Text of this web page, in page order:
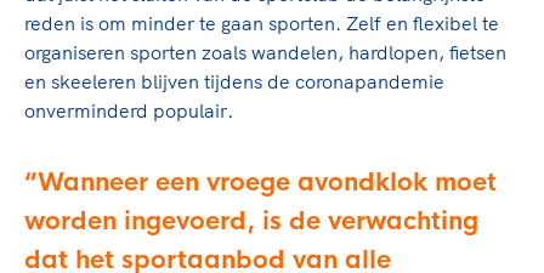
reden is om minder te gaan sporten. Zelf en flexibel te
organiseren sporten zoals wandelen, hardlopen, fietsen
en skeeleren blijven tijdens de coronapandemie
onverminderd populair.
Wanneer een vroege avondklok moet
worden ingevoerd, is de verwachting
dat het sportaanbod van alle